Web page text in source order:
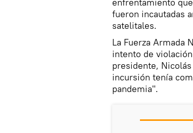
enfrentamiento
fueron incautadas
satelitales.
La Fuerza Armada
intento de
presidente,
incursión tenía
pandemia".